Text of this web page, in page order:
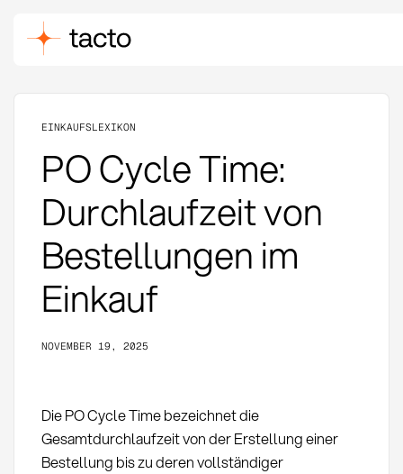
EINKAUFSLEXIKON
PO Cycle Time:
Durchlaufzeit von
Bestellungen im
Einkauf
NOVEMBER 19, 2025
Die PO Cycle Time bezeichnet die
Gesamtdurchlaufzeit von der Erstellung einer
Bestellung bis zu deren vollständiger